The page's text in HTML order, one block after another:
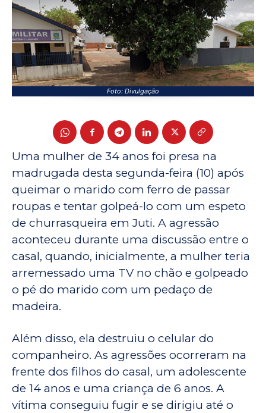
Foto: Divulgação
Uma mulher de 34 anos foi presa na
madrugada desta segunda-feira (10) após
queimar o marido com ferro de passar
roupas e tentar golpeá-lo com um espeto
de churrasqueira em Juti. A agressão
aconteceu durante uma discussão entre o
casal, quando, inicialmente, a mulher teria
arremessado uma TV no chão e golpeado
o pé do marido com um pedaço de
madeira.
Além disso, ela destruiu o celular do
companheiro. As agressões ocorreram na
frente dos filhos do casal, um adolescente
de 14 anos e uma criança de 6 anos. A
vítima conseguiu fugir e se dirigiu até o